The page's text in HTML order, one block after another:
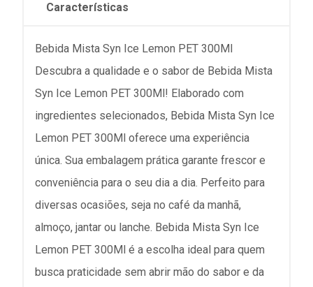
Características
Bebida Mista Syn Ice Lemon PET 300Ml
Descubra a qualidade e o sabor de Bebida Mista
Syn Ice Lemon PET 300Ml! Elaborado com
ingredientes selecionados, Bebida Mista Syn Ice
Lemon PET 300Ml oferece uma experiência
única. Sua embalagem prática garante frescor e
conveniência para o seu dia a dia. Perfeito para
diversas ocasiões, seja no café da manhã,
almoço, jantar ou lanche. Bebida Mista Syn Ice
Lemon PET 300Ml é a escolha ideal para quem
busca praticidade sem abrir mão do sabor e da